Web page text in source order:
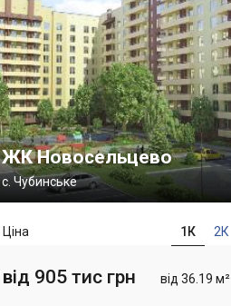
ЖК Новосельцево
с. Чубинське
1К 2К
Ціна
від 36.19 м²
від 905 тис грн